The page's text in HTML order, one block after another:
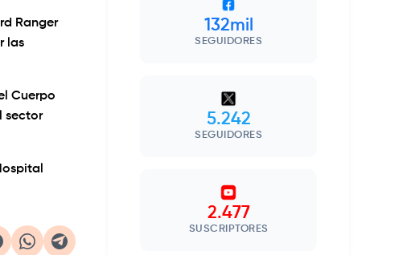
Ranger
las
Cuerpo
sector
132mil
SEGUIDORES
5.242
SEGUIDORES
2.477
SUSCRIPTORES